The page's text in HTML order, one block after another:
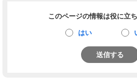
このページの情報は役に立
はい
送信する